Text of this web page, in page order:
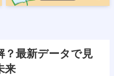
？最新データで見
来